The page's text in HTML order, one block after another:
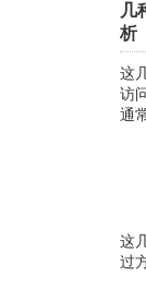
几
析
这
访
通
这
过